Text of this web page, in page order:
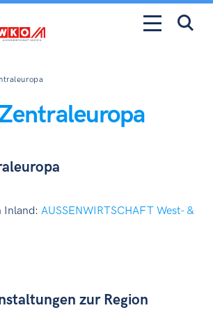
Inland: AUSSENWIRTSCHAFT West- &
zur Region